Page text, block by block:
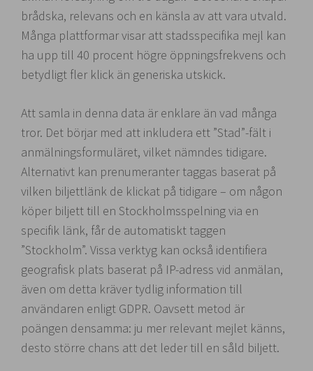
brådska, relevans och en känsla av att vara utvald.
Många plattformar visar att stadsspecifika mejl kan
ha upp till 40 procent högre öppningsfrekvens och
betydligt fler klick än generiska utskick.
Att samla in denna data är enklare än vad många
tror. Det börjar med att inkludera ett ”Stad”-fält i
anmälningsformuläret, vilket nämndes tidigare.
Alternativt kan prenumeranter taggas baserat på
vilken biljettlänk de klickat på tidigare – om någon
köper biljett till en Stockholmsspelning via en
specifik länk, får de automatiskt taggen
”Stockholm”. Vissa verktyg kan också identifiera
geografisk plats baserat på IP-adress vid anmälan,
även om detta kräver tydlig information till
användaren enligt GDPR. Oavsett metod är
poängen densamma: ju mer relevant mejlet känns,
desto större chans att det leder till en såld biljett.